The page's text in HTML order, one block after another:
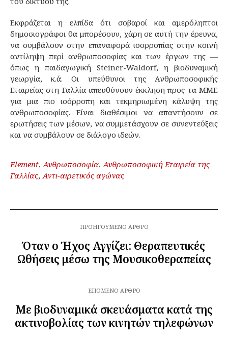
Εκφράζεται η ελπίδα ότι σοβαροί και αμερόληπτοι
δημοσιογράφοι θα μπορέσουν, χάρη σε αυτή την έρευνα,
να συμβάλουν στην επαναφορά ισορροπίας στην κοινή
αντίληψη περί ανθρωποσοφίας και των έργων της —
όπως η παιδαγωγική Steiner-Waldorf, η βιοδυναμική
γεωργία, κ.ά. Οι υπεύθυνοι της Ανθρωποσοφικής
Εταιρείας στη Γαλλία απευθύνουν έκκληση προς τα ΜΜΕ
για μια πιο ισόρροπη και τεκμηριωμένη κάλυψη της
ανθρωποσοφίας. Είναι διαθέσιμοι να απαντήσουν σε
ερωτήσεις των μέσων, να συμμετάσχουν σε συνεντεύξεις
και να συμβάλουν σε διάλογο ιδεών.
Element, Ανθρωποσοφία, Ανθρωποσοφική Εταιρεία της
Γαλλίας, Αντι-αιρετικός αγώνας
ΠΡΟΗΓΟΎΜΕΝΟ ΆΡΘΡΟ
Όταν ο Ήχος Αγγίζει: Θεραπευτικές
Ωθήσεις μέσω της Μουσικοθεραπείας
ΕΠΌΜΕΝΟ ΆΡΘΡΟ
Με βιοδυναμικά σκευάσματα κατά της
ακτινοβολίας των κινητών τηλεφώνων